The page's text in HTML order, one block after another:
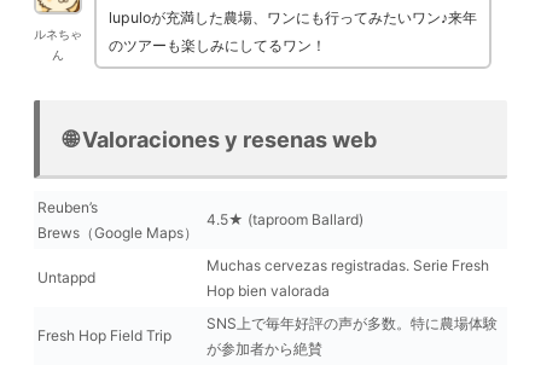
ルネちゃ
ん
lupuloが充満した農場、ワンにも行ってみたいワン♪来年
のツアーも楽しみにしてるワン！
🌐 Valoraciones y resenas web
Reuben’s
Brews（Google Maps）
4.5★ (taproom Ballard)
Untappd
Muchas cervezas registradas. Serie Fresh
Hop bien valorada
Fresh Hop Field Trip
SNS上で毎年好評の声が多数。特に農場体験
が参加者から絶賛